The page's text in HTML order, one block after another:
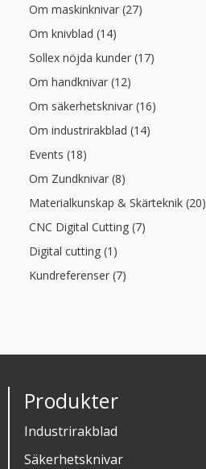
Om maskinknivar (27)
Om knivblad (14)
Sollex nöjda kunder (17)
Om handknivar (12)
Om säkerhetsknivar (16)
Om industrirakblad (14)
Events (18)
Om Zundknivar (8)
Materialkunskap & Skärteknik (20)
CNC Digital Cutting (7)
Digital cutting (1)
Kundreferenser (7)
Produkter
Industrirakblad
Säkerhetsknivar